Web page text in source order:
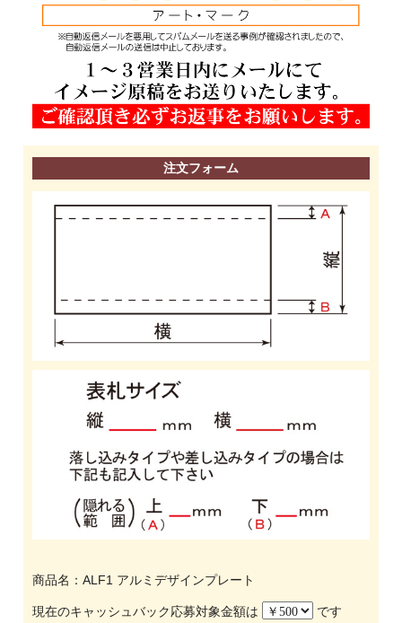
注文フォーム
商品名：ALF1 アルミデザインプレート
現在のキャッシュバック応募対象金額は です